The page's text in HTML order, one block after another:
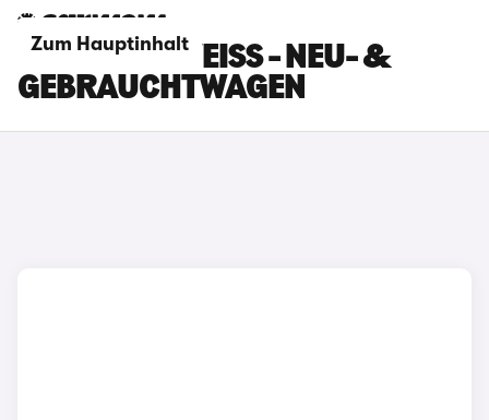
Zum Hauptinhalt
LEXUS LBX WEISS - NEU- & G
EBRAUCHTWAGEN